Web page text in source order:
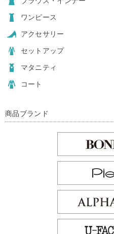
ワンピース
アクセサリー
セットアップ
マタニティ
コート
商品ブランド